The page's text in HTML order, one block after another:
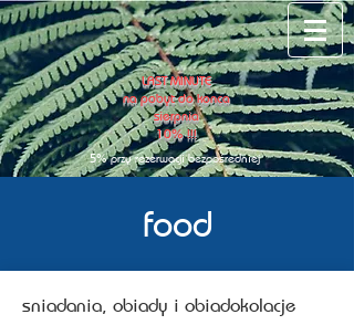
LAST MINUTE
na pobyt do konca
sierpnia
10% !!!
5% przy rezerwacji bezpośredniej
food
sniadania, obiady i obiadokolacje